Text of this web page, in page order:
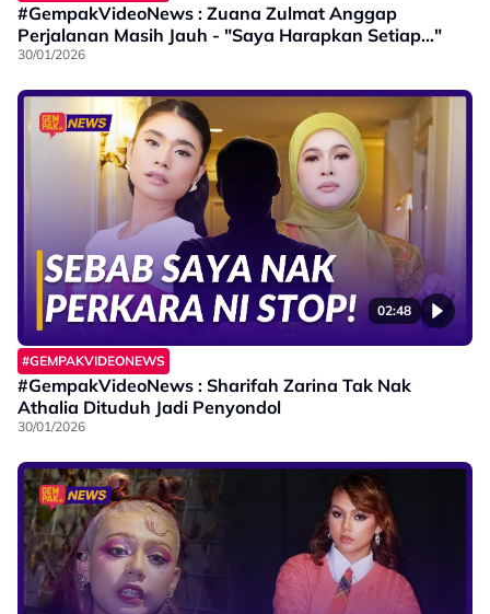
#GempakVideoNews : Zuana Zulmat Anggap
Perjalanan Masih Jauh - "Saya Harapkan Setiap..."
30/01/2026
02:48
#GEMPAKVIDEONEWS
#GempakVideoNews : Sharifah Zarina Tak Nak
Athalia Dituduh Jadi Penyondol
30/01/2026